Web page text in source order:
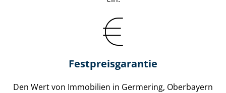
Festpreis​garantie
Den Wert von Immobilien in Germering, Oberbayern